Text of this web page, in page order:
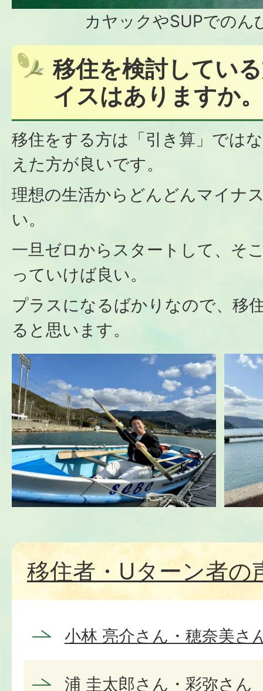
カヤックやSUPでのん
移住を検討してい
イスはありますか。
移住をする方は「引き算」では
えた方が良いです。
理想の生活からどんどんマイナ
い。
一旦ゼロからスタートして、そ
っていけば良い。
プラスになるばかりなので、移
ると思います。
移住者・Uターン者の
小林 亮介さん・穂奈美さ
浦 圭太郎さん・彩弥さん